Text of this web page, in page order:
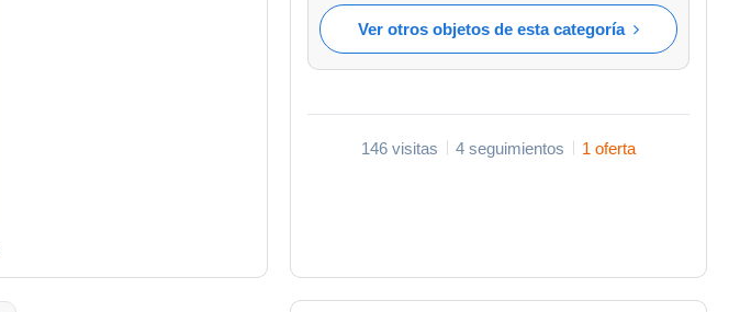
Ver otros objetos de esta categoría
146 visitas 4 seguimientos 1 oferta